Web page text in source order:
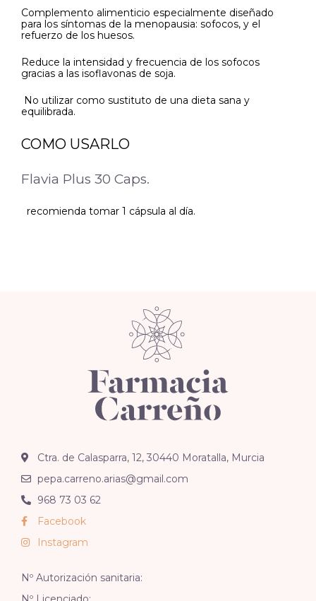
Complemento alimenticio especialmente diseñado
para los síntomas de la menopausia: sofocos, y el
refuerzo de los huesos.
Reduce la intensidad y frecuencia de los sofocos
gracias a las isoflavonas de soja.
No utilizar como sustituto de una dieta sana y
equilibrada.
COMO USARLO
Flavia Plus 30 Caps.
recomienda tomar 1 cápsula al día.
Ctra. de Calasparra, 12, 30440 Moratalla, Murcia
pepa.carreno.arias@gmail.com
968 73 03 62
Facebook
Instagram
Nº Autorización sanitaria: